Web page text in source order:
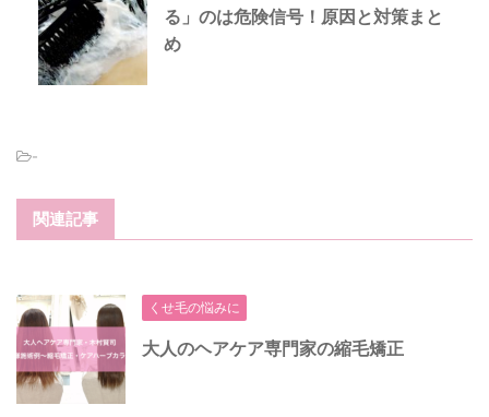
る」のは危険信号！原因と対策まと
め
-
関連記事
くせ毛の悩みに
大人のヘアケア専門家の縮毛矯正